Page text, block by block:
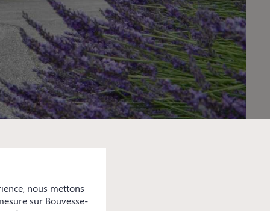
nous mettons
sur Bouvesse-